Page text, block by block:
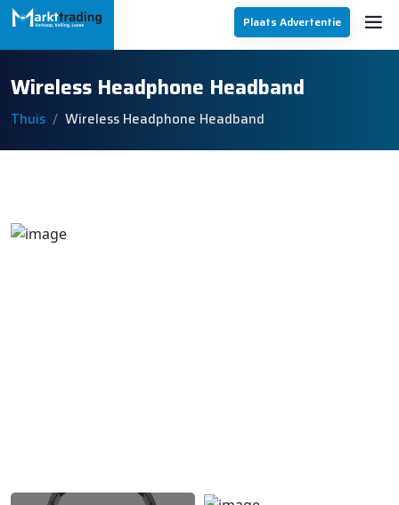
Plaats Advertentie
Wireless Headphone Headband
Thuis Wireless Headphone Headband